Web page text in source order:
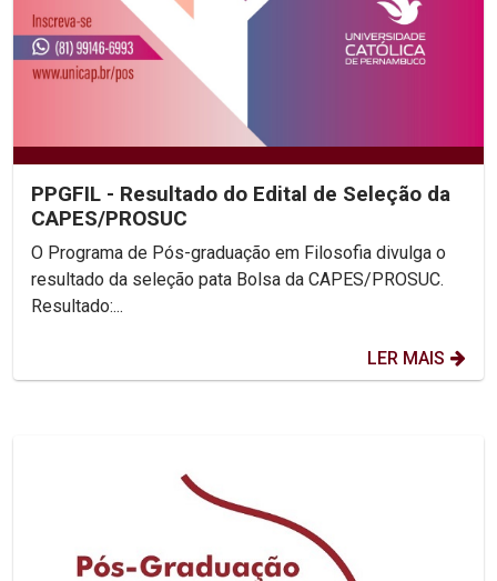
PPGFIL - Resultado do Edital de Seleção da
CAPES/PROSUC
O Programa de Pós-graduação em Filosofia divulga o
resultado da seleção pata Bolsa da CAPES/PROSUC.
Resultado:...
LER MAIS